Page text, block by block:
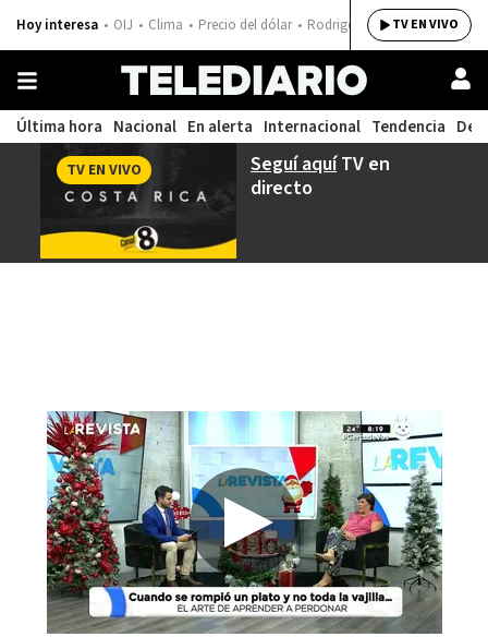
Hoy interesa OIJ Clima Precio del dólar Rodrigo ChavesTV EN VIVO
Última hora Nacional En alerta Internacional Tendencia
Seguí aquíTV en
directo
TV EN VIVO